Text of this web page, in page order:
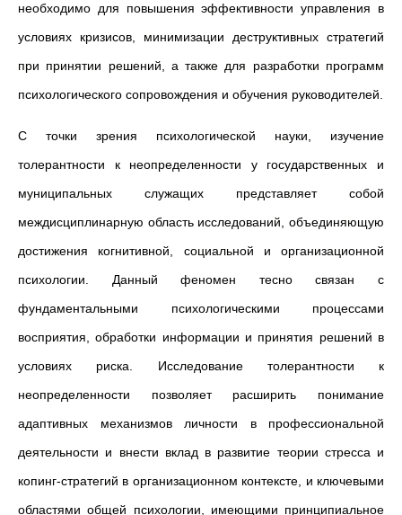
необходимо для повышения эффективности управления в
условиях кризисов, минимизации деструктивных стратегий
при принятии решений, а также для разработки программ
психологического сопровождения и обучения руководителей.
С точки зрения психологической науки, изучение
толерантности к неопределенности у государственных и
муниципальных служащих представляет собой
междисциплинарную область исследований, объединяющую
достижения когнитивной, социальной и организационной
психологии. Данный феномен тесно связан с
фундаментальными психологическими процессами
восприятия, обработки информации и принятия решений в
условиях риска. Исследование толерантности к
неопределенности позволяет расширить понимание
адаптивных механизмов личности в профессиональной
деятельности и внести вклад в развитие теории стресса и
копинг-стратегий в организационном контексте, и ключевыми
областями общей психологии, имеющими принципиальное